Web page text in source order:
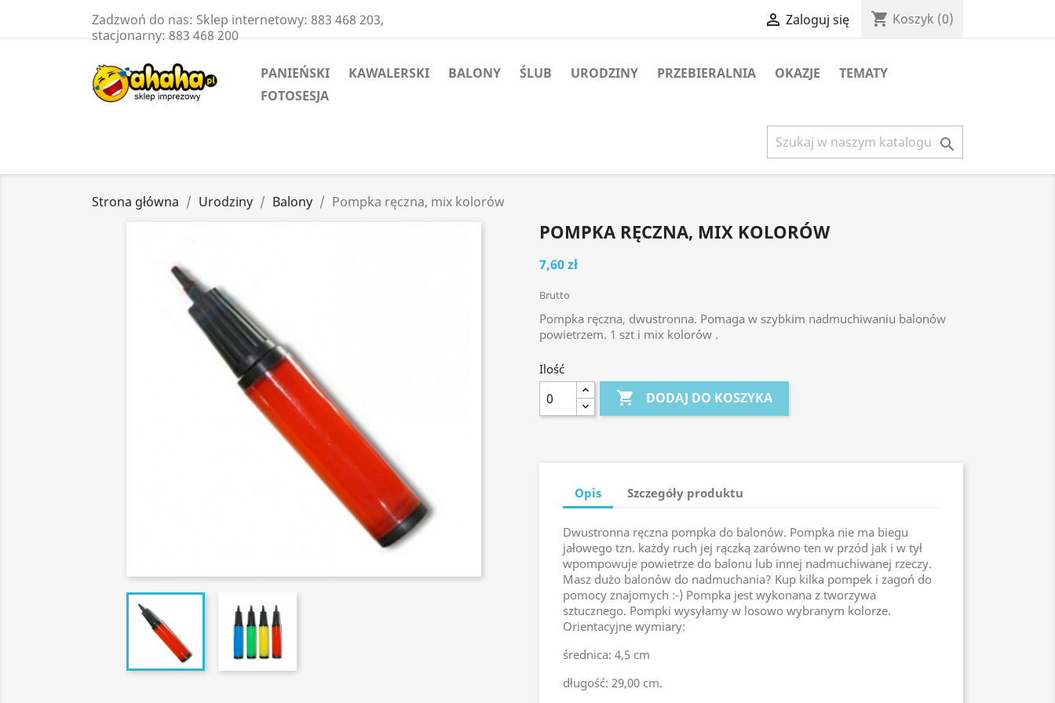
Zadzwoń do nas: Sklep internetowy: 883 468 203,
stacjonarny: 883 468 200
 Zaloguj się shopping_cart Koszyk (0)
PANIEŃSKI KAWALERSKI BALONY ŚLUB URODZINY PRZEBIERALNIA OKAZJE
TEMATY
FOTOSESJA

Strona główna Urodziny Balony Pompka ręczna, mix kolorów
POMPKA RĘCZNA, MIX KOLORÓW
7,60 zł
Brutto
Pompka ręczna, dwustronna. Pomaga w szybkim nadmuchiwaniu balonów
powietrzem. 1 szt i mix kolorów .
Ilość
 DODAJ DO KOSZYKA
Opis Szczegóły produktu
Dwustronna ręczna pompka do balonów. Pompka nie ma biegu
jałowego tzn. każdy ruch jej rączką zarówno ten w przód jak i w tył
wpompowuje powietrze do balonu lub innej nadmuchiwanej rzeczy.
Masz dużo balonów do nadmuchania? Kup kilka pompek i zagoń do
pomocy znajomych :-) Pompka jest wykonana z tworzywa
sztucznego. Pompki wysyłamy w losowo wybranym kolorze.
Orientacyjne wymiary:
średnica: 4,5 cm
długość: 29,00 cm.